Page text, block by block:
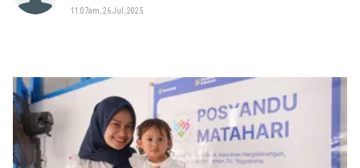
11:07am, 26 Jul, 2025